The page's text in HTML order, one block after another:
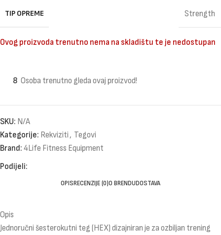
TIP OPREME Strength
Ovog proizvoda trenutno nema na skladištu te je nedostupan
8 Osoba trenutno gleda ovaj proizvod!
SKU: N/A
Kategorije: Rekviziti , Tegovi
Brand: 4Life Fitness Equipment
Podijeli:
OPISRECENZIJE (0)O BRENDUDOSTAVA
Opis
Jednoručni šesterokutni teg (HEX) dizajniran je za ozbiljan trening